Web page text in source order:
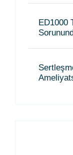
ED1000